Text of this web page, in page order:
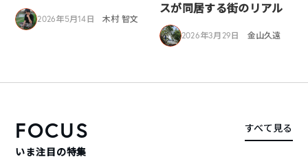
2026年5月14日 木村 智文
スが同居する街のリアル
2026年3月29日 金山久遠
FOCUS
いま注目の特集
すべて見る